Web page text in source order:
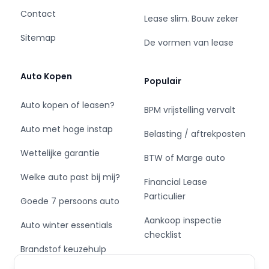
afstandsbediening en verstelbaar stuur
ontspannen dankzij de innovatieve technieken
die onderweg over uw veiligheid waken. De
camera van de verkeersborddetectie herkent
verschillende soorten verkeersborden en toont
deze op het dashboard. Deze Renault Trafic is
koers. Het Lane-keeping systeem signaleert en
corrigeert als u onbedoeld de rijstrooklijnen
dreigt te overschrijden. Een belangrijke bijdrage
aan de veiligheid in deze auto is de
vermoeidheidsherkenning, die waarneemt
wanneer de bestuurder tekenen van
vermoeidheid vertoont. Dankzij
Contact
Sitemap
Auto Kopen
Auto kopen of leasen?
Auto met hoge instap
Wettelijke garantie
Welke auto past bij mij?
Goede 7 persoons auto
Auto winter essentials
Brandstof keuzehulp
Lease slim. Bouw zeker
De vormen van lease
Populair
BPM vrijstelling vervalt
Belasting / aftrekposten
BTW of Marge auto
Financial Lease
Particulier
Aankoop inspectie
checklist
Private Leasen,